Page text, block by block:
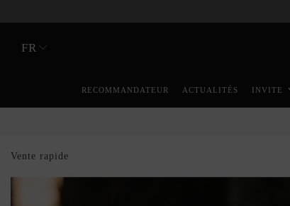
FR
RECOMMANDATEUR ACTUALITÉS INVITE
Vente rapide